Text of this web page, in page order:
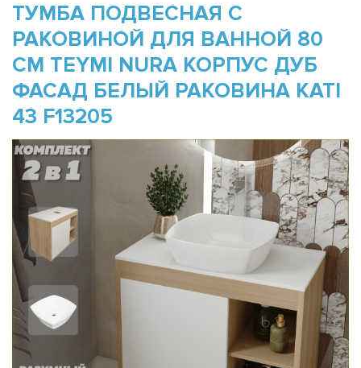
ТУМБА ПОДВЕСНАЯ С
РАКОВИНОЙ ДЛЯ ВАННОЙ 80
СМ TEYMI NURA КОРПУС ДУБ
ФАСАД БЕЛЫЙ РАКОВИНА KATI
43 F13205